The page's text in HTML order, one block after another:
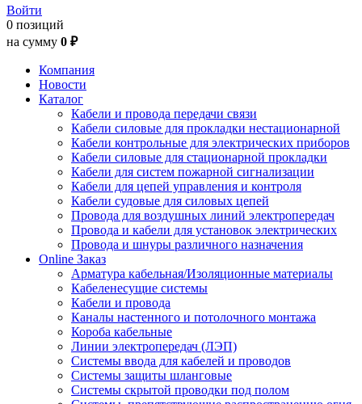
Войти
0 позиций
на сумму 0 ₽
Компания
Новости
Каталог
Кабели и провода передачи связи
Кабели силовые для прокладки нестационарной
Кабели контрольные для электрических приборов
Кабели силовые для стационарной прокладки
Кабели для систем пожарной сигнализации
Кабели для цепей управления и контроля
Кабели судовые для силовых цепей
Провода для воздушных линий электропередач
Провода и кабели для установок электрических
Провода и шнуры различного назначения
Online Заказ
Арматура кабельная/Изоляционные материалы
Кабеленесущие системы
Кабели и провода
Каналы настенного и потолочного монтажа
Короба кабельные
Линии электропередач (ЛЭП)
Системы ввода для кабелей и проводов
Системы защиты шланговые
Системы скрытой проводки под полом